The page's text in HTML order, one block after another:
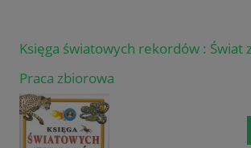
Księga światowych rekordów : Świat
Praca zbiorowa